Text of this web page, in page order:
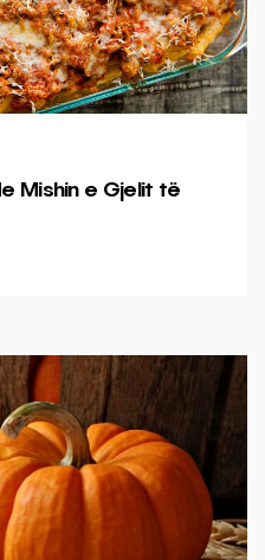
Mishin e Gjelit të